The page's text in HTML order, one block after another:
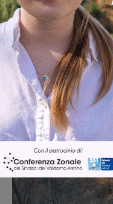
Articolo precedente
Andrea Jukic ha riabbracciato il
Marzocco
Ultime Notizie